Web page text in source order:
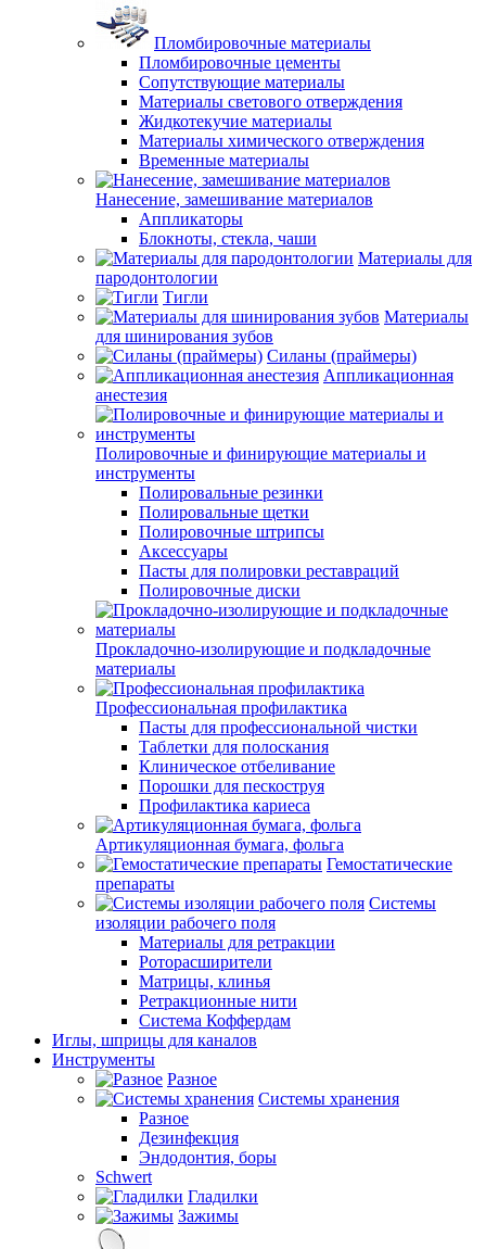
Пломбировочные материалы
Пломбировочные цементы
Сопутствующие материалы
Материалы светового отверждения
Жидкотекучие материалы
Материалы химического отверждения
Временные материалы
Нанесение, замешивание материалов
Аппликаторы
Блокноты, стекла, чаши
Материалы для
пародонтологии
Тигли
Материалы
для шинирования зубов
Силаны (праймеры)
Аппликационная
анестезия
Полировочные и финирующие материалы и
инструменты
Полировальные резинки
Полировальные щетки
Полировочные штрипсы
Аксессуары
Пасты для полировки реставраций
Полировочные диски
Прокладочно-изолирующие и подкладочные
материалы
Профессиональная профилактика
Пасты для профессиональной чистки
Таблетки для полоскания
Клиническое отбеливание
Порошки для пескоструя
Профилактика кариеса
Артикуляционная бумага, фольга
Гемостатические
препараты
Системы
изоляции рабочего поля
Материалы для ретракции
Роторасширители
Матрицы, клинья
Ретракционные нити
Система Коффердам
Иглы, шприцы для каналов
Инструменты
Разное
Системы хранения
Разное
Дезинфекция
Эндодонтия, боры
Schwert
Гладилки
Зажимы